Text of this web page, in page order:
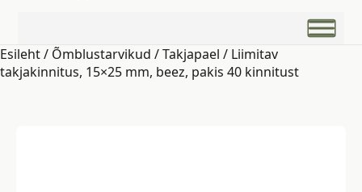
Esileht/ Õmblustarvikud /Takjapael / Liimitav
takjakinnitus, 15×25 mm, beez, pakis 40 kinnitust